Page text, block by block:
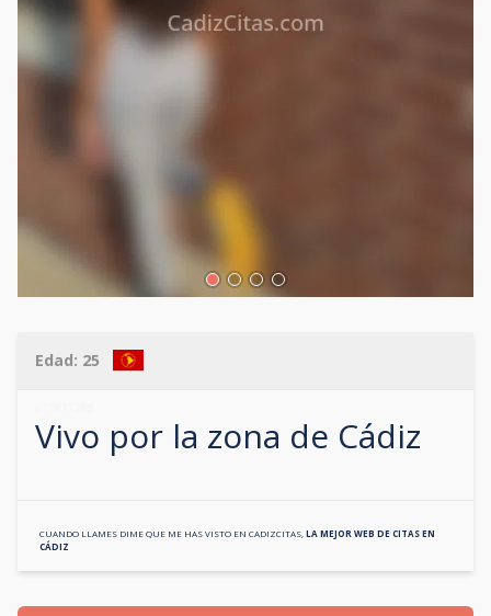
Edad: 25
Vivo por la zona de Cádiz
CUANDO LLAMES DIME QUE ME HAS VISTO EN CADIZCITAS LA MEJOR WEB DE CITAS EN
CÁDIZ